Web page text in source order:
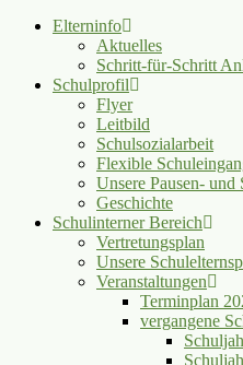
Elterninfo
Aktuelles
Schritt-für-Schritt
Schulprofil
Flyer
Leitbild
Schulsozialarbeit
Flexible
Unsere Pausen- und
Geschichte
Schulinterner Bereich
Vertretungsplan
Unsere
Veranstaltungen
Terminplan
vergangene